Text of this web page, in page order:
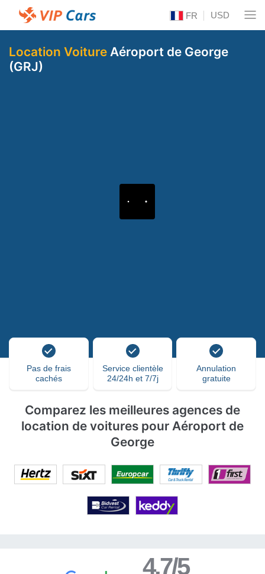
FR USD
Location Voiture Aéroport de George
(GRJ)
Pas de frais
cachés
Service clientèle
24/24h et 7/7j
Annulation
gratuite
Comparez les meilleures agences de
location de voitures pour Aéroport de
George
4.7/5